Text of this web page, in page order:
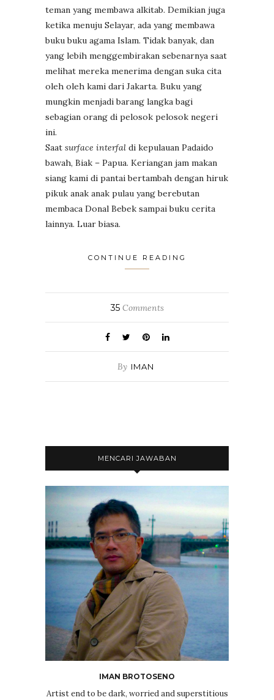
teman yang membawa alkitab. Demikian juga
ketika menuju Selayar, ada yang membawa
buku buku agama Islam. Tidak banyak, dan
yang lebih menggembirakan sebenarnya saat
melihat mereka menerima dengan suka cita
oleh oleh kami dari Jakarta. Buku yang
mungkin menjadi barang langka bagi
sebagian orang di pelosok pelosok negeri
ini.
Saat surface interfal di kepulauan Padaido
bawah, Biak – Papua. Keriangan jam makan
siang kami di pantai bertambah dengan hiruk
pikuk anak anak pulau yang berebutan
membaca Donal Bebek sampai buku cerita
lainnya. Luar biasa.
CONTINUE READING
35Comments
By IMAN
MENCARI JAWABAN
IMAN BROTOSENO
Artist end to be dark, worried and superstitious